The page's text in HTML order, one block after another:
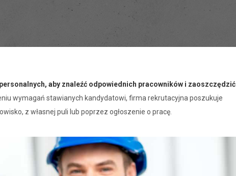
aby znaleźć odpowiednich pracowników i zaoszczędzić
wymagań stawianych kandydatowi, firma rekrutacyjna poszukuje
z własnej puli lub poprzez ogłoszenie o pracę.
Praca w Norwegii (Oslo) jako
Dekarz, Blacharz
Wymagania: Umiejętność i